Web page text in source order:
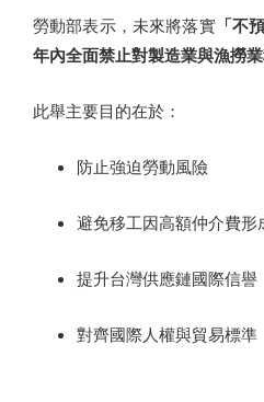
勞動部表示，未來將落實「不
年內全面禁止對製造業與漁撈
此舉主要目的在於：
防止強迫勞動風險
避免移工因高額仲介費形
提升台灣供應鏈國際信譽
對齊國際人權與貿易標準